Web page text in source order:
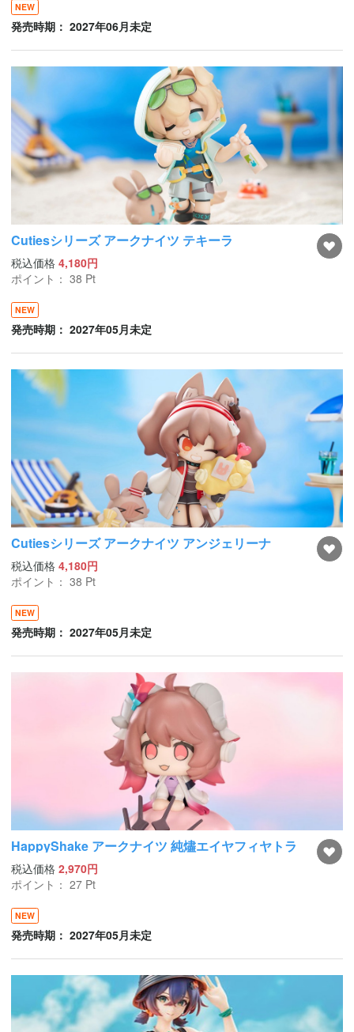
NEW
発売時期： 2027年06月未定
Cutiesシリーズ アークナイツ テキーラ
税込価格 4,180円
ポイント： 38 Pt
NEW
発売時期： 2027年05月未定
Cutiesシリーズ アークナイツ アンジェリーナ
税込価格 4,180円
ポイント： 38 Pt
NEW
発売時期： 2027年05月未定
HappyShake アークナイツ 純燼エイヤフィヤトラ
税込価格 2,970円
ポイント： 27 Pt
NEW
発売時期： 2027年05月未定